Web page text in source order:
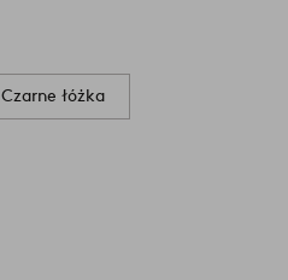
Czarne łóżka